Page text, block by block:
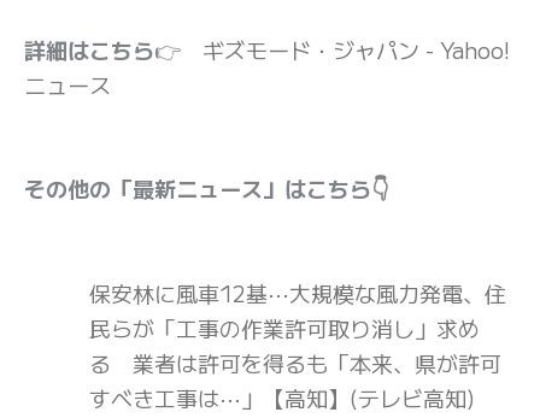
詳細はこちら👉 ギズモード・ジャパン - Yahoo!
ニュース
その他の「最新ニュース」はこちら👇
保安林に風車12基⋯大規模な風力発電、住
民らが「工事の作業許可取り消し」求め
る 業者は許可を得るも「本来、県が許可
すべき工事は⋯」【高知】(テレビ高知)